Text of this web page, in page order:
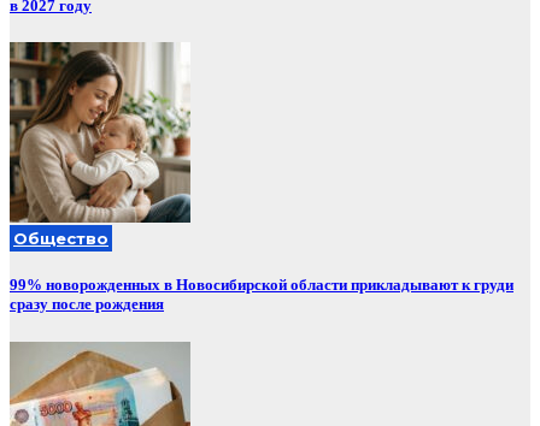
в 2027 году
Общество
99% новорожденных в Новосибирской области прикладывают к груди
сразу после рождения